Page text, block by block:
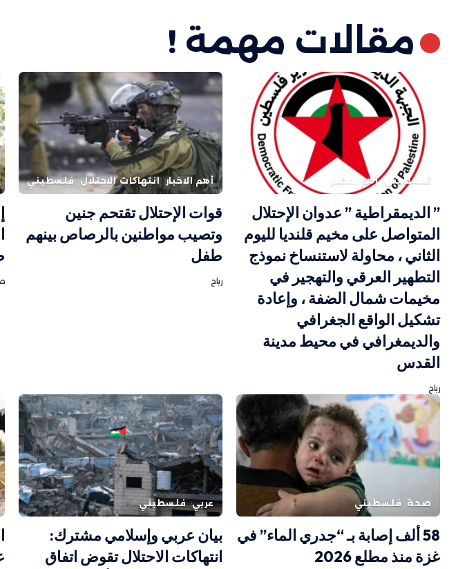
مقالات مهمة !
فلسطيني أهم الاخبار
” الديمقراطية ” عدوان الإحتلال
المتواصل على مخيم قلنديا لليوم
الثاني ، محاولة لاستنساخ نموذج
التطهير العرقي والتهجير في
مخيمات شمال الضفة ، وإعادة
تشكيل الواقع الجغرافي
والديمغرافي في محيط مدينة
القدس
رباح
أهم الاخبار انتهاكات الاحتلال فلسطيني
قوات الإحتلال تقتحم جنين
وتصيب مواطنين بالرصاص بينهم
طفل
رباح
صحة فلسطيني
58 ألف إصابة بـ “جدري الماء” في
غزة منذ مطلع 2026
عربي فلسطيني
بيان عربي وإسلامي مشترك:
انتهاكات الاحتلال تقوض اتفاق